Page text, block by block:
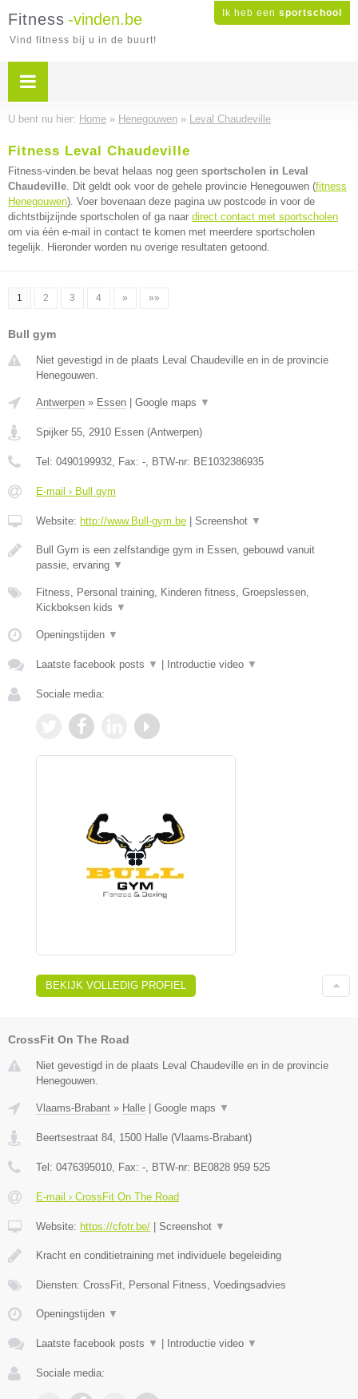
Ik heb een sportschool
Fitness -vinden.be
Vind fitness bij u in de buurt!
U bent nu hier: Home » Henegouwen » Leval Chaudeville
Fitness Leval Chaudeville
Fitness-vinden.be bevat helaas nog geen sportscholen in Leval
Chaudeville. Dit geldt ook voor de gehele provincie Henegouwen (fitness
Henegouwen). Voer bovenaan deze pagina uw postcode in voor de
dichtstbijzijnde sportscholen of ga naar direct contact met sportscholen
om via één e-mail in contact te komen met meerdere sportscholen
tegelijk. Hieronder worden nu overige resultaten getoond.
1 2 3 4 » »»
Bull gym
Niet gevestigd in de plaats Leval Chaudeville en in de provincie
Henegouwen.
Antwerpen » Essen Google maps ▼
Spijker 55, 2910 Essen (Antwerpen)
Tel: 0490199932, Fax: -, BTW-nr: BE1032386935
E-mail › Bull gym
Website: http://www.Bull-gym.be Screenshot ▼
Bull Gym is een zelfstandige gym in Essen, gebouwd vanuit
passie, ervaring ▼
Fitness, Personal training, Kinderen fitness, Groepslessen,
Kickboksen kids ▼
Openingstijden ▼
Laatste facebook posts ▼ Introductie video ▼
Sociale media:
BEKIJK VOLLEDIG PROFIEL
CrossFit On The Road
Niet gevestigd in de plaats Leval Chaudeville en in de provincie
Henegouwen.
Vlaams-Brabant » Halle Google maps ▼
Beertsestraat 84, 1500 Halle (Vlaams-Brabant)
Tel: 0476395010, Fax: -, BTW-nr: BE0828 959 525
E-mail › CrossFit On The Road
Website: https://cfotr.be/ Screenshot ▼
Kracht en conditietraining met individuele begeleiding
Diensten: CrossFit, Personal Fitness, Voedingsadvies
Openingstijden ▼
Laatste facebook posts ▼ Introductie video ▼
Sociale media: